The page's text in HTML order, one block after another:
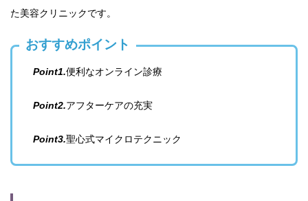
た美容クリニックです。
おすすめポイント
Point1.便利なオンライン診療
Point2.アフターケアの充実
Point3.聖心式マイクロテクニック